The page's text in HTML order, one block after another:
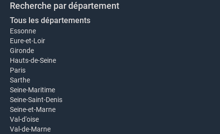
Recherche par département
Tous les départements
Essonne
Eure-et-Loir
Gironde
Hauts-de-Seine
Paris
Sarthe
Seine-Maritime
Seine-Saint-Denis
Seine-et-Marne
Val-d'oise
Val-de-Marne